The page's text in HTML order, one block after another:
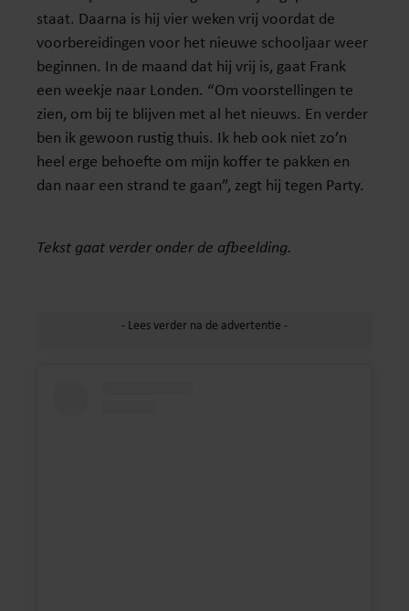
staat. Daarna is hij vier weken vrij voordat de
voorbereidingen voor het nieuwe schooljaar weer
beginnen. In de maand dat hij vrij is, gaat Frank
een weekje naar Londen. “Om voorstellingen te
zien, om bij te blijven met al het nieuws. En verder
ben ik gewoon rustig thuis. Ik heb ook niet zo’n
heel erge behoefte om mijn koffer te pakken en
dan naar een strand te gaan”, zegt hij tegen Party.
Tekst gaat verder onder de afbeelding.